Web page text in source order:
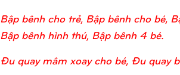
Bập bênh cho trẻ, Bập bênh cho bé,
Bập bênh hình thú, Bập bênh 4 bé.
Đu quay mâm xoay cho bé, Đu quay